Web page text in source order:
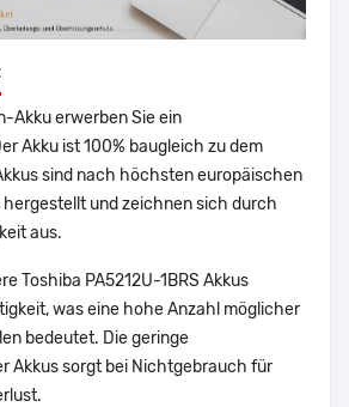
Akku erwerben Sie ein
Akku ist 100% baugleich zu dem
sind nach höchsten europäischen
und zeichnen sich durch
aus.
Toshiba PA5212U-1BRS Akkus
was eine hohe Anzahl möglicher
bedeutet. Die geringe
Akkus sorgt bei Nichtgebrauch für